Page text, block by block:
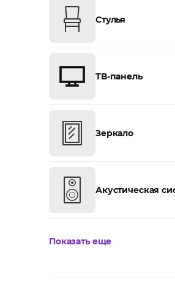
Стулья
ТВ-панель
Зеркало
Акустическая
Показать еще